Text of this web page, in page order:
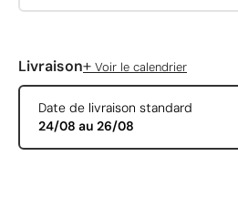
Livraison+ Voir le calendrier
Date de livraison standard
24/08 au 26/08